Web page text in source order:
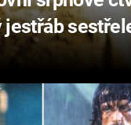
jestřáb